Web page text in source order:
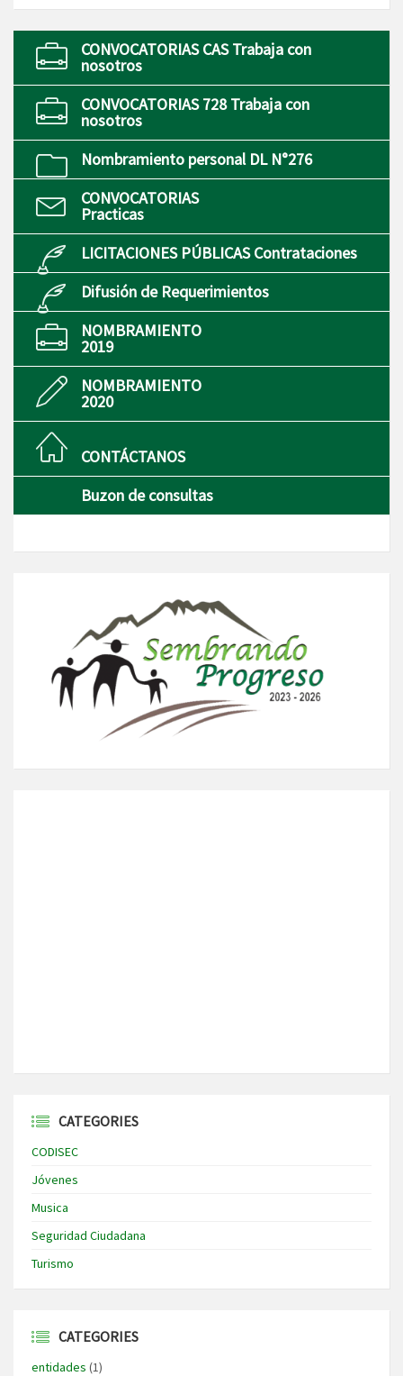
CONVOCATORIAS CAS Trabaja con
nosotros
CONVOCATORIAS 728 Trabaja con
nosotros
Nombramiento personal DL N°276
CONVOCATORIAS
Practicas
LICITACIONES PÚBLICAS Contrataciones
Difusión de Requerimientos
NOMBRAMIENTO
2019
NOMBRAMIENTO
2020
CONTÁCTANOS
Buzon de consultas
CATEGORIES
CODISEC
Jóvenes
Musica
Seguridad Ciudadana
Turismo
CATEGORIES
entidades (1)